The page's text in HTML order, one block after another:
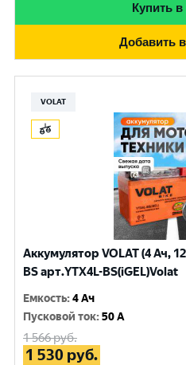
Купить в
Добавить
VOLAT
Аккумулятор VOLAT (4 Ач,
BS арт.YTX4L-BS(iGEL)Volat
Емкость:4 Ач
Пусковой ток:50 A
1 566руб.
1 530 руб.